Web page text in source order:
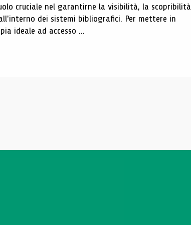
cruciale nel garantirne la visibilità, la scopribilità
dei sistemi bibliografici. Per mettere in
ideale ad accesso ...